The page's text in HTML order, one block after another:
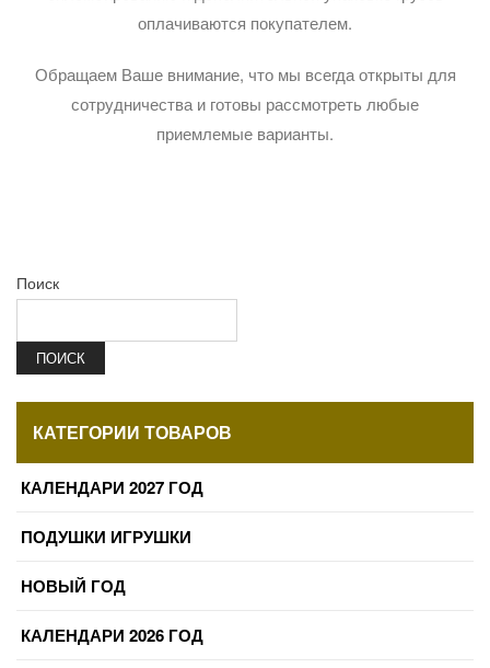
оплачиваются покупателем.
Обращаем Ваше внимание, что мы всегда открыты для
сотрудничества и готовы рассмотреть любые
приемлемые варианты.
Поиск
ПОИСК
КАТЕГОРИИ ТОВАРОВ
КАЛЕНДАРИ 2027 ГОД
ПОДУШКИ ИГРУШКИ
НОВЫЙ ГОД
КАЛЕНДАРИ 2026 ГОД